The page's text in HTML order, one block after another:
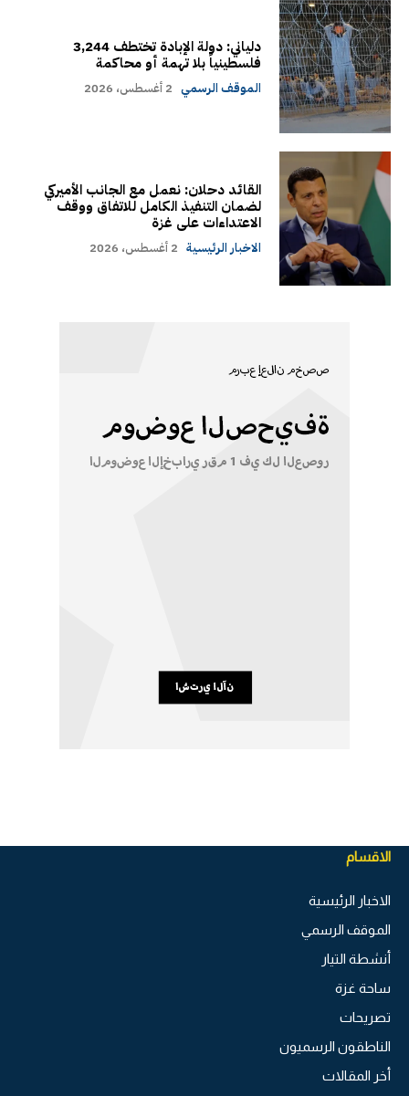
دلياني: دولة الإبادة تختطف 3,244
فلسطينياً بلا تهمة أو محاكمة
الموقف الرسمي 2 أغسطس، 2026
القائد دحلان: نعمل مع الجانب الأميركي
لضمان التنفيذ الكامل للاتفاق ووقف
الاعتداءات على غزة
الاخبار الرئيسية 2 أغسطس، 2026
الاقسام
الاخبار الرئيسية
الموقف الرسمي
أنشطة التيار
ساحة غزة
تصريحات
الناطقون الرسميون
أخر المقالات